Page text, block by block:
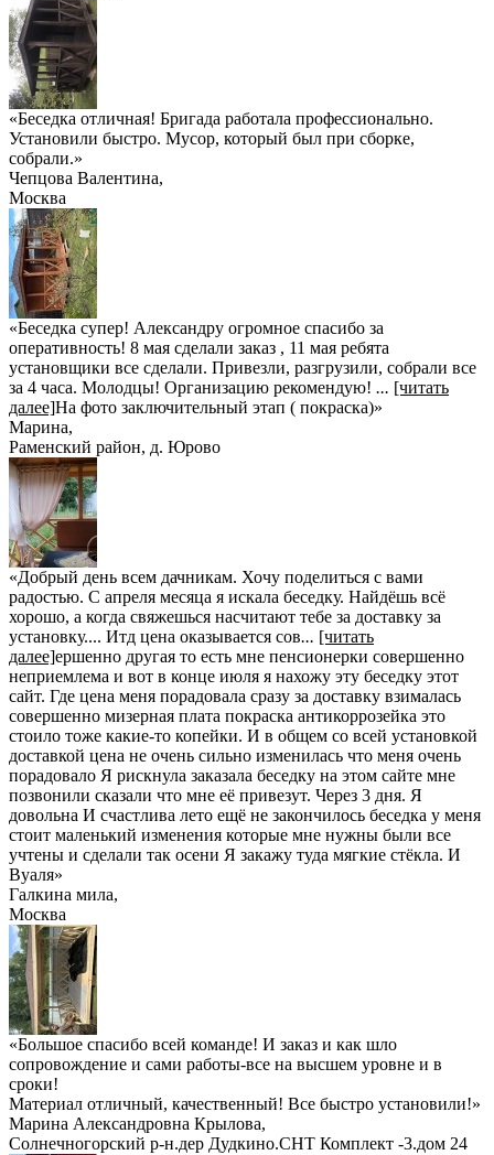
«Беседка отличная! Бригада работала профессионально.
Установили быстро. Мусор, который был при сборке,
собрали.»
Чепцова Валентина,
Москва
«Беседка супер! Александру огромное спасибо за
оперативность! 8 мая сделали заказ , 11 мая ребята
установщики все сделали. Привезли, разгрузили, собрали все
за 4 часа. Молодцы! Организацию рекомендую! ... [читать
далее]На фото заключительный этап ( покраска)»
Марина,
Раменский район, д. Юрово
«Добрый день всем дачникам. Хочу поделиться с вами
радостью. С апреля месяца я искала беседку. Найдёшь всё
хорошо, а когда свяжешься насчитают тебе за доставку за
установку.... Итд цена оказывается сов... [читать
далее]ершенно другая то есть мне пенсионерки совершенно
неприемлема и вот в конце июля я нахожу эту беседку этот
сайт. Где цена меня порадовала сразу за доставку взималась
совершенно мизерная плата покраска антикоррозейка это
стоило тоже какие-то копейки. И в общем со всей установкой
доставкой цена не очень сильно изменилась что меня очень
порадовало Я рискнула заказала беседку на этом сайте мне
позвонили сказали что мне её привезут. Через 3 дня. Я
довольна И счастлива лето ещё не закончилось беседка у меня
стоит маленький изменения которые мне нужны были все
учтены и сделали так осени Я закажу туда мягкие стёкла. И
Вуаля»
Галкина мила,
Москва
«Большое спасибо всей команде! И заказ и как шло
сопровождение и сами работы-все на высшем уровне и в
сроки!
Материал отличный, качественный! Все быстро установили!»
Марина Александровна Крылова,
Солнечногорский р-н.дер Дудкино.СНТ Комплект -3.дом 24